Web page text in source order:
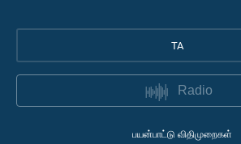
TA
Radio
பயன்பாட்டு விதிமுறைகள்